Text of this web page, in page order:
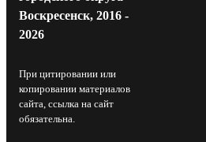
Воскресенск, 2016 -
2026
При цитировании или
копировании материалов
сайта, ссылка на сайт
обязательна.